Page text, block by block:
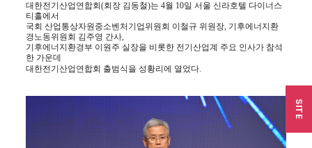
SITE
대한전기산업연합회(회장 김동철)는 4월 10일 서울 신라호텔 다이너스
티홀에서
국회 산업통상자원중소벤처기업위원회 이철규 위원장, 기후에너지환
경노동위원회 김주영 간사,
기후에너지환경부 이원주 실장을 비롯한 전기산업계 주요 인사가 참석
한 가운데
대한전기산업연합회 출범식을 성황리에 열었다.